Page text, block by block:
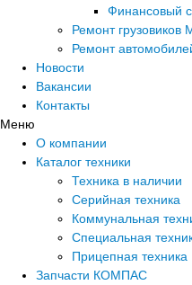
Финансовый
Ремонт грузовиков
Ремонт
Новости
Вакансии
Контакты
Меню
О компании
Каталог техники
Техника в наличии
Серийная техника
Коммунальная
Специальная
Прицепная техника
Запчасти КОМПАС